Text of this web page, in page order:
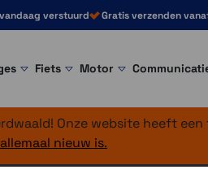
verstuurd Gratis verzenden
Fiets Motor
Onze website heeft
nieuw is.